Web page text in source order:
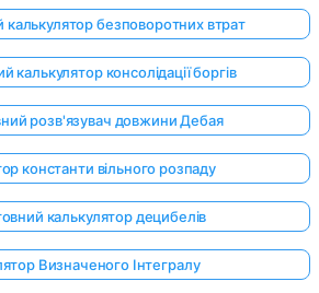
безповоротних втрат
калькулятор консолідації боргів
розв'язувач довжини Дебая
константи вільного розпаду
калькулятор децибелів
Визначеного Інтегралу